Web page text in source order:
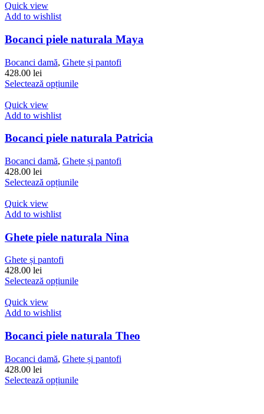
variații.
Opțiunile
pot
fi
în
Quick view
Add to wishlist
Bocanci piele naturala Maya
Bocanci damă, Ghete și pantofi
428.00 lei
Selectează opțiunileAcest
variații.
pot
fi
în
Quick view
Add to wishlist
Bocanci piele naturala Patricia
Bocanci damă, Ghete și pantofi
428.00 lei
Selectează opțiunileAcest
variații.
Opțiunile
în
Quick view
Add to wishlist
Ghete piele naturala Nina
Ghete și pantofi
428.00 lei
Selectează opțiunileAcest
variații.
Opțiunile
pot
fi
în
Quick view
Add to wishlist
Bocanci piele naturala Theo
Bocanci damă, Ghete și pantofi
428.00 lei
Selectează opțiunileAcest